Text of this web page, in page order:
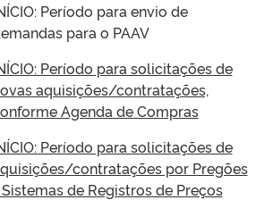
Período para envio de
para o PAAV
Período para solicitações de
aquisições/contratações,
Agenda de Compras
Período para solicitações de
contratações por Pregões
de Registros de Preços